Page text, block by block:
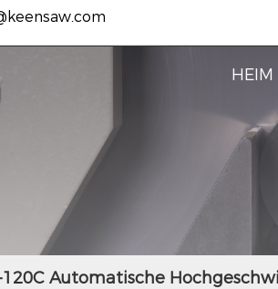
HEIM
Automatische